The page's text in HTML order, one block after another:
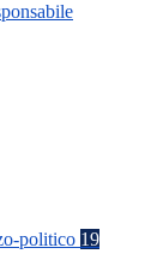
politico 19